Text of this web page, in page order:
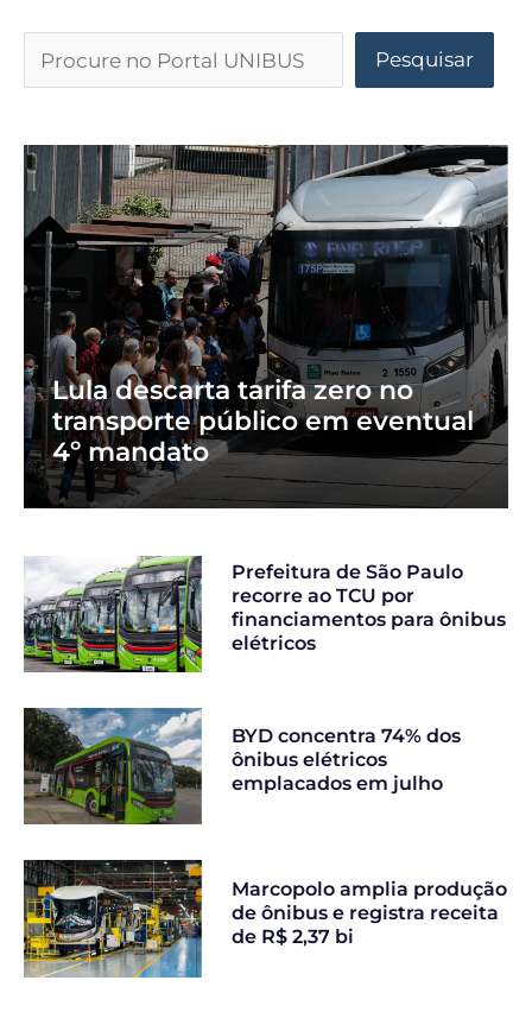
Pesquisar
Lula descarta tarifa zero no
transporte público em eventual
4º mandato
Prefeitura de São Paulo
recorre ao TCU por
financiamentos para ônibus
elétricos
BYD concentra 74% dos
ônibus elétricos
emplacados em julho
Marcopolo amplia produção
de ônibus e registra receita
de R$ 2,37 bi